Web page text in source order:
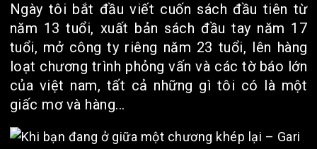
Ngày tôi bắt đầu viết cuốn sách đầu tiên từ
năm 13 tuổi, xuất bản sách đầu tay năm 17
tuổi, mở công ty riêng năm 23 tuổi, lên hàng
loạt chương trình phỏng vấn và các tờ báo lớn
của việt nam, tất cả những gì tôi có là một
giấc mơ và hàng...